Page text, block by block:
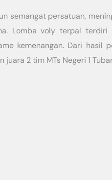
semangat persatuan,
Lomba voly terpal
kemenangan. Dari hasil
juara 2 tim MTs Negeri 1